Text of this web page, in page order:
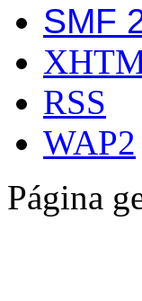
SMF
RSS
WAP2
Página